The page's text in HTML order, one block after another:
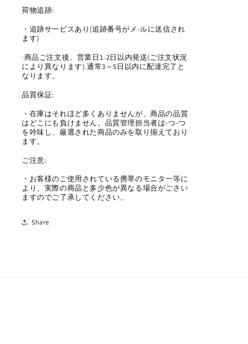
ズ
の
数
量
を
減
す
の
量
を
荷物追跡:
・追跡サ一ビスあり(追跡番号がメ-ルに送信され
ます)
·商品ご注文後、営業日1-2日以内発送(ご注文状況
により異なります).通常3～5日以内に配達完了と
なります。
品質保証:
・在庫はそれほど多くありませんが、商品の品質
はどこにも負けません。品質管理担当者は-つ-つ
を吟味し、厳選された商品のみを取り揃えており
ます。
ご注意:
・お客様のご使用されている携帯のモニタ一等に
より、実際の商品と多少色が異なる場合がごさい
ますのでご了承してください。
Share